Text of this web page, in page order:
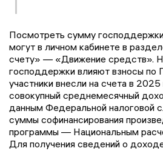
Посмотреть сумму
могут в личном кабинете в
счету» — «Движение средств».
господдержки влияют взносы по
участники внесли на счета в
совокупный среднемесячный
данным Федеральной налоговой
суммы софинансирования
программы — Национальным
Для получения сведений о